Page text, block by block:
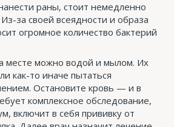
раны, стоит немедленно
за своей всеядности и образа
огромное количество бактерий
месте можно водой и мылом. Их
как-то иначе пытаться
Остановите кровь — и в
комплексное обследование,
включит в себя прививку от